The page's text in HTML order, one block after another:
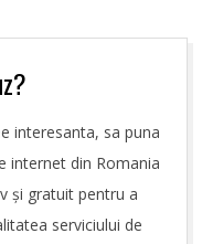
interesanta, sa puna
internet din Romania
și gratuit pentru a
serviciului de